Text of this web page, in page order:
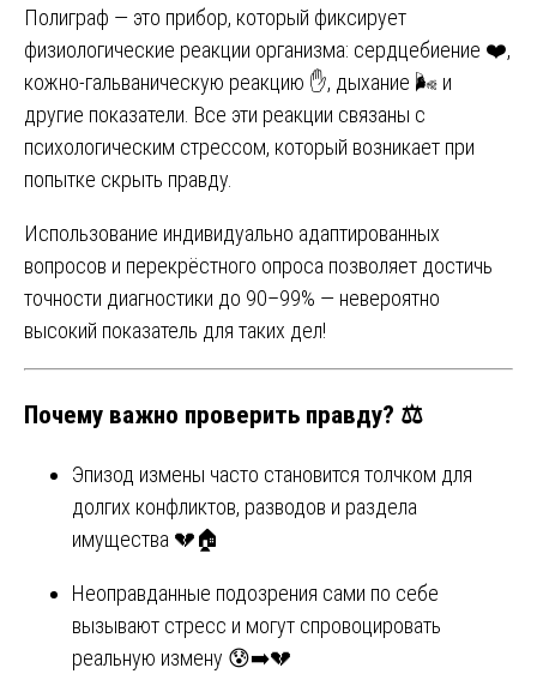
Полиграф — это прибор, который фиксирует
физиологические реакции организма: сердцебиение ❤️,
кожно-гальваническую реакцию ✋, дыхание 🌬️ и
другие показатели. Все эти реакции связаны с
психологическим стрессом, который возникает при
попытке скрыть правду.
Использование индивидуально адаптированных
вопросов и перекрёстного опроса позволяет достичь
точности диагностики до 90–99% — невероятно
высокий показатель для таких дел!
Почему важно проверить правду? ⚖️
Эпизод измены часто становится толчком для
долгих конфликтов, разводов и раздела
имущества 💔🏠
Неоправданные подозрения сами по себе
вызывают стресс и могут спровоцировать
реальную измену 😰➡️💔